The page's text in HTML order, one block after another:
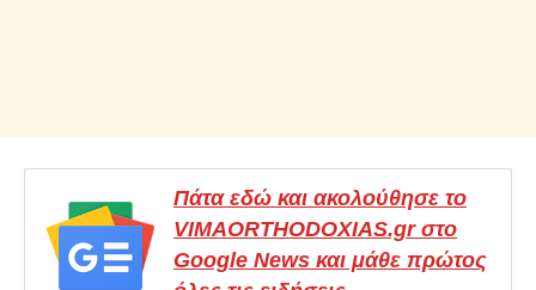
Πάτα εδώ και ακολούθησε το
VIMAORTHODOXIAS.gr στο
Google News και μάθε πρώτος